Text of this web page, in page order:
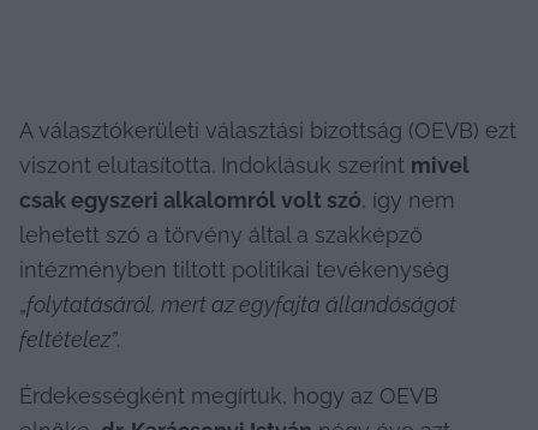
A választókerületi választási bizottság (OEVB) ezt
viszont elutasította. Indoklásuk szerint mivel
csak egyszeri alkalomról volt szó, így nem
lehetett szó a törvény által a szakképző
intézményben tiltott politikai tevékenység
„folytatásáról, mert az egyfajta állandóságot
feltételez”.
Érdekességként megírtuk, hogy az OEVB